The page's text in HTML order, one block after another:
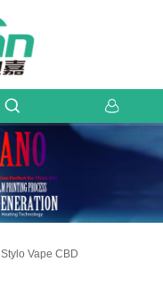
Stylo Vape CBD